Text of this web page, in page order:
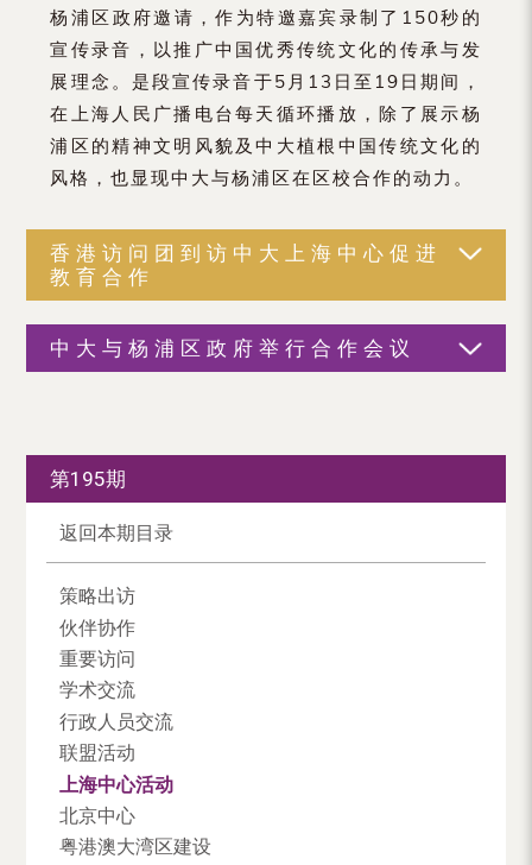
杨浦区政府邀请，作为特邀嘉宾录制了150秒的
宣传录音，以推广中国优秀传统文化的传承与发
展理念。是段宣传录音于5月13日至19日期间，
在上海人民广播电台每天循环播放，除了展示杨
浦区的精神文明风貌及中大植根中国传统文化的
风格，也显现中大与杨浦区在区校合作的动力。
香港访问团到访中大上海中心促进
教育合作
中大与杨浦区政府举行合作会议
第195期
返回本期目录
策略出访
伙伴协作
重要访问
学术交流
行政人员交流
联盟活动
上海中心活动
北京中心
粤港澳大湾区建设